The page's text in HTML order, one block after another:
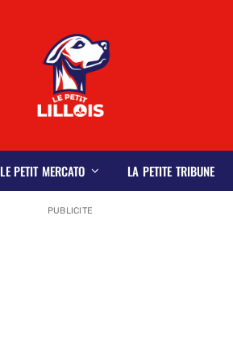
LE PETIT MERCATO LA PETITE TRIBUNE
PUBLICITE